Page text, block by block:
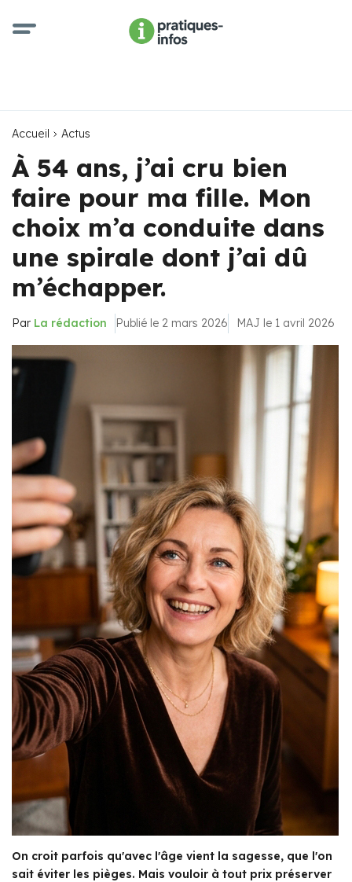
Accueil Actus
À 54 ans, j’ai cru bien
faire pour ma fille. Mon
choix m’a conduite dans
une spirale dont j’ai dû
m’échapper.
Par La rédaction Publié le 2 mars 2026 MAJ le 1 avril 2026
On croit parfois qu'avec l'âge vient la sagesse, que l'on
sait éviter les pièges. Mais vouloir à tout prix préserver